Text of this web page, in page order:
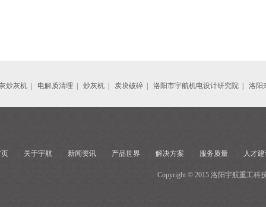
炒灰机 电解质清理 炒灰机 炭块破碎 洛阳市宇航机电设计研究院 洛阳
关于宇航 新闻资讯 产品世界 解决方案 服务质量 人才
Copyright © 2015 洛阳宇航重工科